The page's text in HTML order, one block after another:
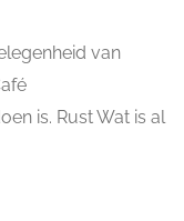
van
is. Rust Wat is al